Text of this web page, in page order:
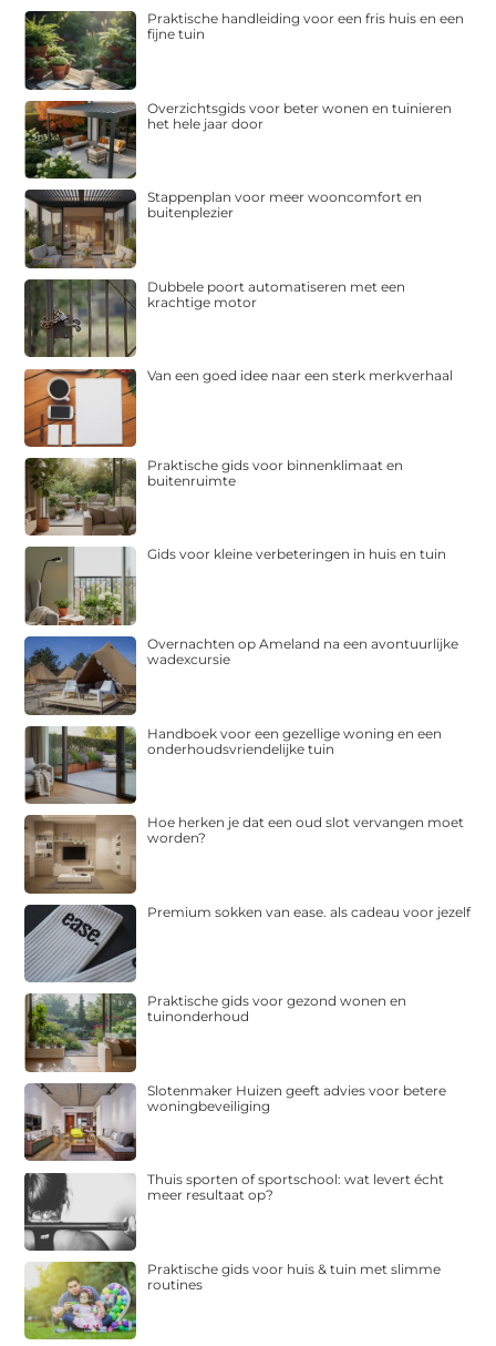
Praktische handleiding voor een fris huis en een
fijne tuin
Overzichtsgids voor beter wonen en tuinieren
het hele jaar door
Stappenplan voor meer wooncomfort en
buitenplezier
Dubbele poort automatiseren met een
krachtige motor
Van een goed idee naar een sterk merkverhaal
Praktische gids voor binnenklimaat en
buitenruimte
Gids voor kleine verbeteringen in huis en tuin
Overnachten op Ameland na een avontuurlijke
wadexcursie
Handboek voor een gezellige woning en een
onderhoudsvriendelijke tuin
Hoe herken je dat een oud slot vervangen moet
worden?
Premium sokken van ease. als cadeau voor jezelf
Praktische gids voor gezond wonen en
tuinonderhoud
Slotenmaker Huizen geeft advies voor betere
woningbeveiliging
Thuis sporten of sportschool: wat levert écht
meer resultaat op?
Praktische gids voor huis & tuin met slimme
routines